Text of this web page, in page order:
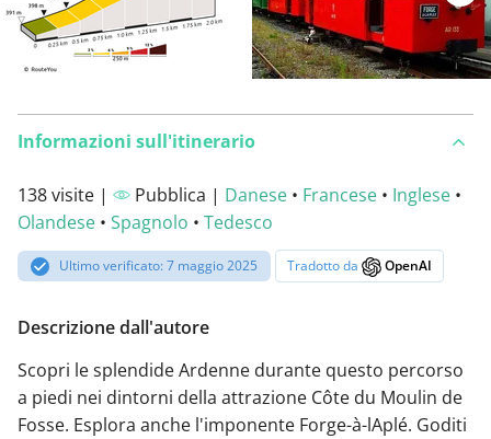
Informazioni sull'itinerario
138 visite | Pubblica | Danese • Francese • Inglese •
Olandese • Spagnolo • Tedesco
Ultimo verificato: 7 maggio 2025 Tradotto da OpenAI
Descrizione dall'autore
Scopri le splendide Ardenne durante questo percorso
a piedi nei dintorni della attrazione Côte du Moulin de
Fosse. Esplora anche l'imponente Forge-à-lAplé. Goditi